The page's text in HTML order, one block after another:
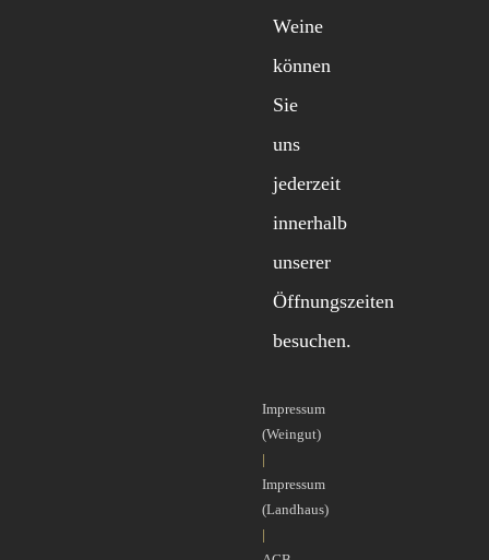
Weine
können
Sie
uns
jederzeit
innerhalb
unserer
Öffnungszeiten
besuchen.
Impressum
(Weingut)
|
Impressum
(Landhaus)
|